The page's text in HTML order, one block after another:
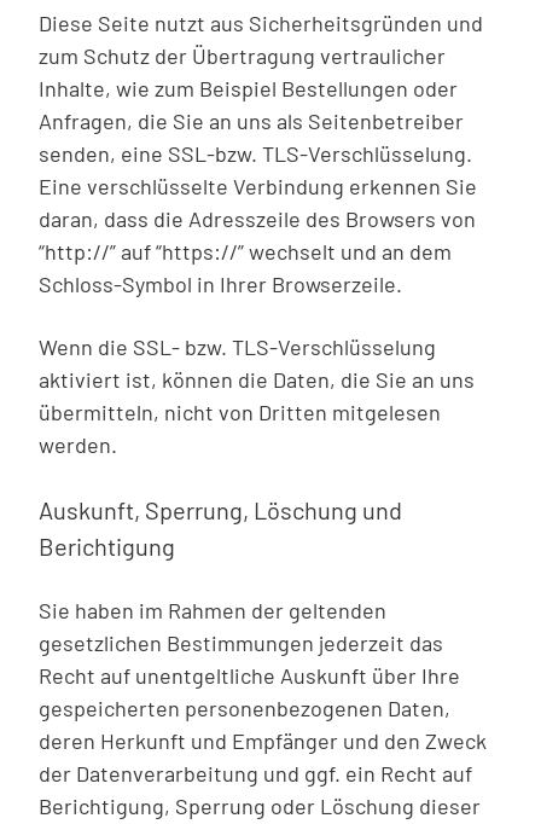
Diese Seite nutzt aus Sicherheitsgründen und
zum Schutz der Übertragung vertraulicher
Inhalte, wie zum Beispiel Bestellungen oder
Anfragen, die Sie an uns als Seitenbetreiber
senden, eine SSL-bzw. TLS-Verschlüsselung.
Eine verschlüsselte Verbindung erkennen Sie
daran, dass die Adresszeile des Browsers von
“http://” auf “https://” wechselt und an dem
Schloss-Symbol in Ihrer Browserzeile.
Wenn die SSL- bzw. TLS-Verschlüsselung
aktiviert ist, können die Daten, die Sie an uns
übermitteln, nicht von Dritten mitgelesen
werden.
Auskunft, Sperrung, Löschung und
Berichtigung
Sie haben im Rahmen der geltenden
gesetzlichen Bestimmungen jederzeit das
Recht auf unentgeltliche Auskunft über Ihre
gespeicherten personenbezogenen Daten,
deren Herkunft und Empfänger und den Zweck
der Datenverarbeitung und ggf. ein Recht auf
Berichtigung, Sperrung oder Löschung dieser